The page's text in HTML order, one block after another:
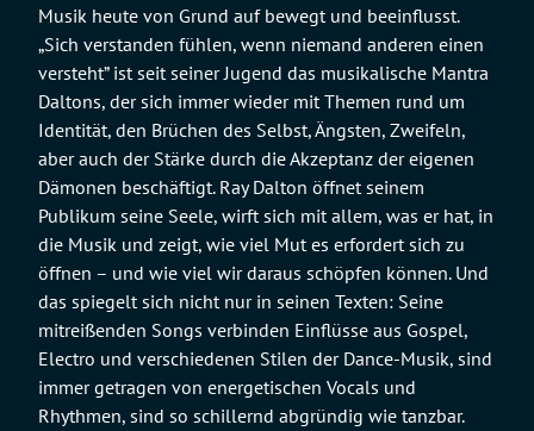
Musik heute von Grund auf bewegt und beeinflusst.
„Sich verstanden fühlen, wenn niemand anderen einen
versteht” ist seit seiner Jugend das musikalische Mantra
Daltons, der sich immer wieder mit Themen rund um
Identität, den Brüchen des Selbst, Ängsten, Zweifeln,
aber auch der Stärke durch die Akzeptanz der eigenen
Dämonen beschäftigt. Ray Dalton öffnet seinem
Publikum seine Seele, wirft sich mit allem, was er hat, in
die Musik und zeigt, wie viel Mut es erfordert sich zu
öffnen – und wie viel wir daraus schöpfen können. Und
das spiegelt sich nicht nur in seinen Texten: Seine
mitreißenden Songs verbinden Einflüsse aus Gospel,
Electro und verschiedenen Stilen der Dance-Musik, sind
immer getragen von energetischen Vocals und
Rhythmen, sind so schillernd abgründig wie tanzbar.